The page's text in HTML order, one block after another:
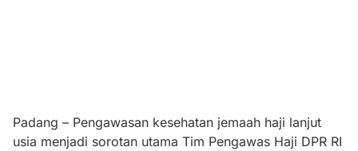
Padang – Pengawasan kesehatan jemaah haji lanjut
usia menjadi sorotan utama Tim Pengawas Haji DPR RI